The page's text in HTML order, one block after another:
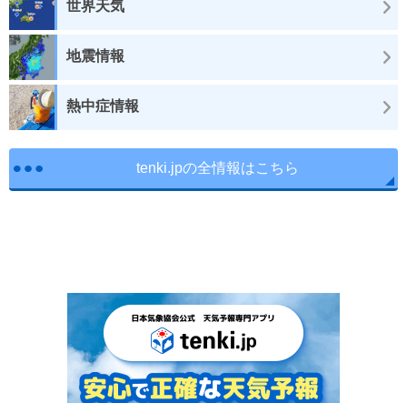
世界天気
地震情報
熱中症情報
tenki.jpの全情報はこちら